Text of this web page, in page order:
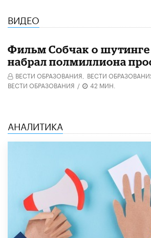
ВИДЕО
Фильм Собчак о
набрал полмиллиона
ВЕСТИ ОБРАЗОВАНИЯ, ВЕСТИ
ВЕСТИ ОБРАЗОВАНИЯ / 42 МИН.
АНАЛИТИКА